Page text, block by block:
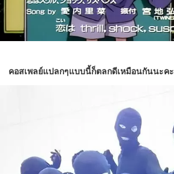
คอสเพลย์แปลกๆแบบนี้ก็ตลกดีเหมือนกันนะคะ